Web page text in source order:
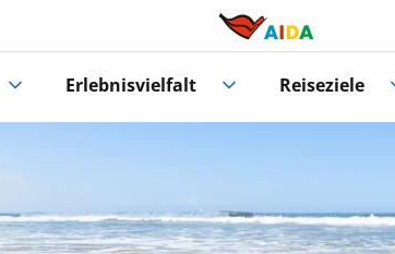
Erlebnisvielfalt Reiseziele